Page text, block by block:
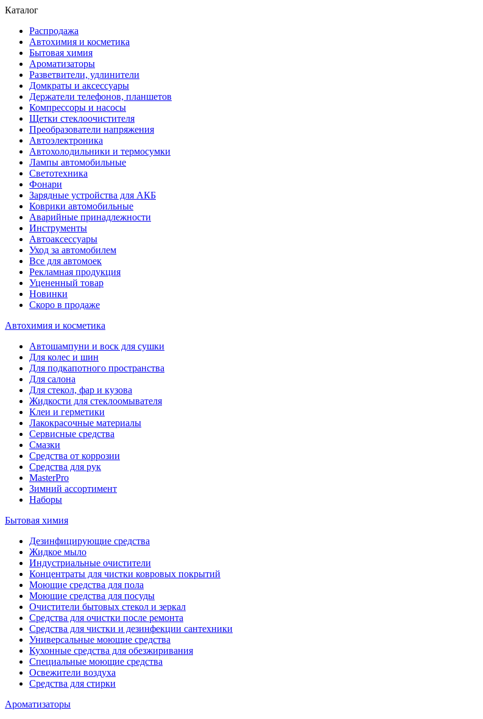
Каталог
Распродажа
Автохимия и косметика
Бытовая химия
Ароматизаторы
Разветвители, удлинители
Домкраты и аксессуары
Держатели телефонов, планшетов
Компрессоры и насосы
Щетки стеклоочистителя
Преобразователи напряжения
Автоэлектроника
Автохолодильники и термосумки
Лампы автомобильные
Светотехника
Фонари
Зарядные устройства для АКБ
Коврики автомобильные
Аварийные принадлежности
Инструменты
Автоаксессуары
Уход за автомобилем
Все для автомоек
Рекламная продукция
Уцененный товар
Новинки
Скоро в продаже
Автохимия и косметика
Автошампуни и воск для сушки
Для колес и шин
Для подкапотного пространства
Для салона
Для стекол, фар и кузова
Жидкости для стеклоомывателя
Клеи и герметики
Лакокрасочные материалы
Сервисные средства
Смазки
Средства от коррозии
Средства для рук
MasterPro
Зимний ассортимент
Наборы
Бытовая химия
Дезинфицирующие средства
Жидкое мыло
Индустриальные очистители
Концентраты для чистки ковровых покрытий
Моющие средства для пола
Моющие средства для посуды
Очистители бытовых стекол и зеркал
Средства для очистки после ремонта
Средства для чистки и дезинфекции сантехники
Универсальные моющие средства
Кухонные средства для обезжиривания
Специальные моющие средства
Освежители воздуха
Средства для стирки
Ароматизаторы